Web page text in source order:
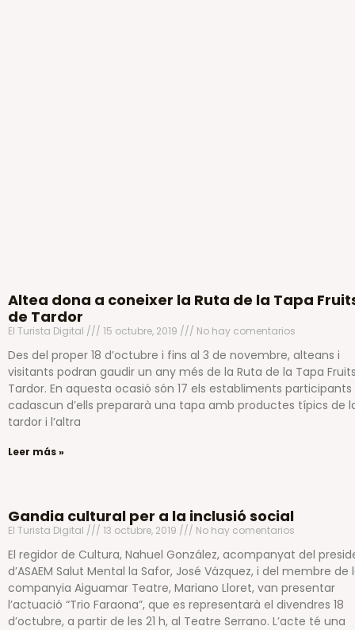
Altea dona a coneixer la Ruta de la Tapa
de Tardor
El Turista Digital 15 octubre, 2019 No hay comentarios
Des del proper 18 d’octubre i fins al 3 de novembre, alteans i
visitants podran gaudir un any més de la Ruta de la Tapa
Tardor. En aquesta ocasió són 17 els establiments participants
cadascun d’ells prepararà una tapa amb productes típics de
tardor i l’altra
Leer más »
Gandia cultural per a la inclusió social
El Turista Digital 13 octubre, 2019 No hay comentarios
El regidor de Cultura, Nahuel González, acompanyat del
d’ASAEM Salut Mental la Safor, José Vázquez, i del membre de
companyia Aiguamar Teatre, Mariano Lloret, van presentar
l’actuació “Trio Faraona”, que es representarà el divendres 18
d’octubre, a partir de les 21 h, al Teatre Serrano. L’acte té una